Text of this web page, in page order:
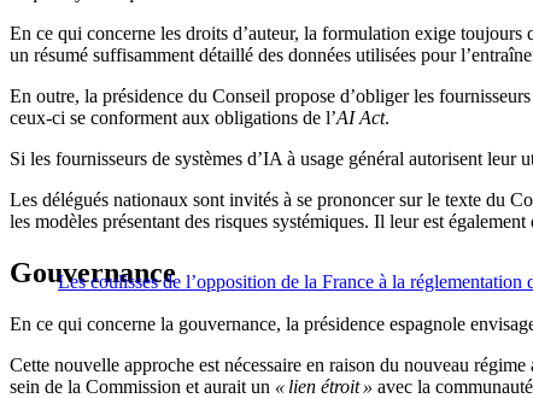
En ce qui concerne les droits d’auteur, la formulation exige
un résumé suffisamment détaillé des données utilisées pour
En outre, la présidence du Conseil propose d’obliger les
ceux-ci se conforment aux obligations de l’AI Act.
Si les fournisseurs de systèmes d’IA à usage général autorisent
Les délégués nationaux sont invités à se prononcer sur le texte du
les modèles présentant des risques systémiques. Il leur est
Les coulisses de l’opposition de la France à la réglementation
Gouvernance
En ce qui concerne la gouvernance, la présidence espagnole
Cette nouvelle approche est nécessaire en raison du nouveau
sein de la Commission et aurait un « lien étroit » avec la